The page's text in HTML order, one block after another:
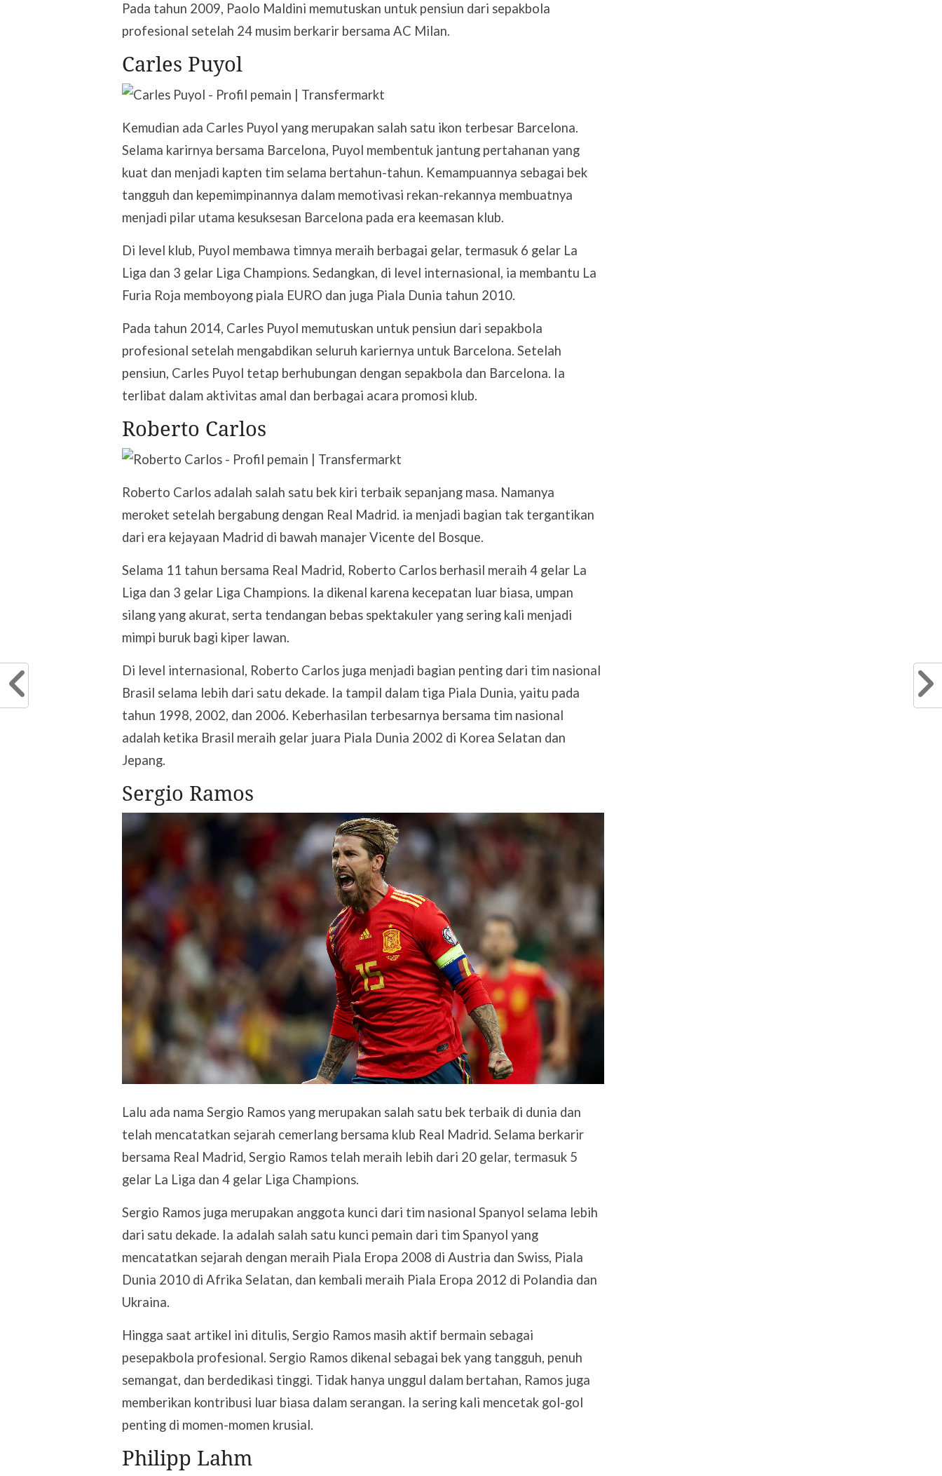
Pada tahun 2009, Paolo Maldini memutuskan untuk pensiun dari sepakbola
profesional setelah 24 musim berkarir bersama AC Milan.
Carles Puyol
Kemudian ada Carles Puyol yang merupakan salah satu ikon terbesar Barcelona.
Selama karirnya bersama Barcelona, Puyol membentuk jantung pertahanan yang
kuat dan menjadi kapten tim selama bertahun-tahun. Kemampuannya sebagai bek
tangguh dan kepemimpinannya dalam memotivasi rekan-rekannya membuatnya
menjadi pilar utama kesuksesan Barcelona pada era keemasan klub.
Di level klub, Puyol membawa timnya meraih berbagai gelar, termasuk 6 gelar La
Liga dan 3 gelar Liga Champions. Sedangkan, di level internasional, ia membantu La
Furia Roja memboyong piala EURO dan juga Piala Dunia tahun 2010.
Pada tahun 2014, Carles Puyol memutuskan untuk pensiun dari sepakbola
profesional setelah mengabdikan seluruh kariernya untuk Barcelona. Setelah
pensiun, Carles Puyol tetap berhubungan dengan sepakbola dan Barcelona. Ia
terlibat dalam aktivitas amal dan berbagai acara promosi klub.
Roberto Carlos
Roberto Carlos adalah salah satu bek kiri terbaik sepanjang masa. Namanya
meroket setelah bergabung dengan Real Madrid. ia menjadi bagian tak tergantikan
dari era kejayaan Madrid di bawah manajer Vicente del Bosque.
Selama 11 tahun bersama Real Madrid, Roberto Carlos berhasil meraih 4 gelar La
Liga dan 3 gelar Liga Champions. Ia dikenal karena kecepatan luar biasa, umpan
silang yang akurat, serta tendangan bebas spektakuler yang sering kali menjadi
mimpi buruk bagi kiper lawan.
Di level internasional, Roberto Carlos juga menjadi bagian penting dari tim nasional
Brasil selama lebih dari satu dekade. Ia tampil dalam tiga Piala Dunia, yaitu pada
tahun 1998, 2002, dan 2006. Keberhasilan terbesarnya bersama tim nasional
adalah ketika Brasil meraih gelar juara Piala Dunia 2002 di Korea Selatan dan
Jepang.
Sergio Ramos
Lalu ada nama Sergio Ramos yang merupakan salah satu bek terbaik di dunia dan
telah mencatatkan sejarah cemerlang bersama klub Real Madrid. Selama berkarir
bersama Real Madrid, Sergio Ramos telah meraih lebih dari 20 gelar, termasuk 5
gelar La Liga dan 4 gelar Liga Champions.
Sergio Ramos juga merupakan anggota kunci dari tim nasional Spanyol selama lebih
dari satu dekade. Ia adalah salah satu kunci pemain dari tim Spanyol yang
mencatatkan sejarah dengan meraih Piala Eropa 2008 di Austria dan Swiss, Piala
Dunia 2010 di Afrika Selatan, dan kembali meraih Piala Eropa 2012 di Polandia dan
Ukraina.
Hingga saat artikel ini ditulis, Sergio Ramos masih aktif bermain sebagai
pesepakbola profesional. Sergio Ramos dikenal sebagai bek yang tangguh, penuh
semangat, dan berdedikasi tinggi. Tidak hanya unggul dalam bertahan, Ramos juga
memberikan kontribusi luar biasa dalam serangan. Ia sering kali mencetak gol-gol
penting di momen-momen krusial.
Philipp Lahm